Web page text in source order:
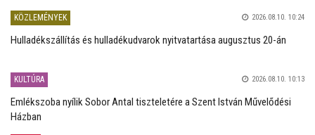
KÖZLEMÉNYEK 2026.08.10. 10:24
Hulladékszállítás és hulladékudvarok nyitvatartása augusztus 20-án
KULTÚRA 2026.08.10. 10:13
Emlékszoba nyílik Sobor Antal tiszteletére a Szent István Művelődési
Házban